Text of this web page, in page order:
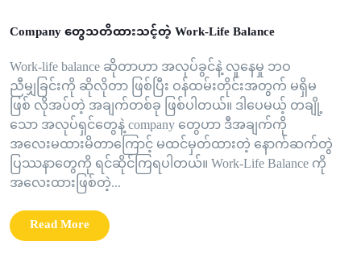
Company တွေသတိထားသင့်တဲ့ Work-Life Balance
Work-life balance ဆိုတာဟာ အလုပ်ခွင်နဲ့ လူနေမှု ဘဝ
ညီမျှခြင်းကို ဆိုလိုတာ ဖြစ်ပြီး ဝန်ထမ်းတိုင်းအတွက် မရှိမ
ဖြစ် လိုအပ်တဲ့ အချက်တစ်ခု ဖြစ်ပါတယ်။ ဒါပေမယ့် တချို့
သော အလုပ်ရှင်တွေနဲ့ company တွေဟာ ဒီအချက်ကို
အလေးမထားမိတာကြောင့် မထင်မှတ်ထားတဲ့ နောက်ဆက်တွဲ
ပြဿနာတွေကို ရင်ဆိုင်ကြရပါတယ်။ Work-Life Balance ကို
အလေးထားဖြစ်တဲ့...
Read More